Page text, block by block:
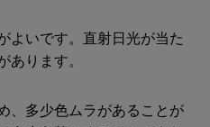
よいです。直射日光が当た
ります。
、多少色ムラがあることが